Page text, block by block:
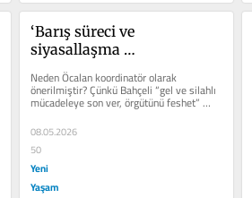
‘Barış süreci ve
siyasallaşma
koordinatörlüğü’
Neden Öcalan koordinatör olarak
önerilmiştir? Çünkü Bahçeli “gel ve silahlı
mücadeleye son ver, örgütünü feshet”
demiş olsa da...
08.05.2026
50
Yeni
Yaşam